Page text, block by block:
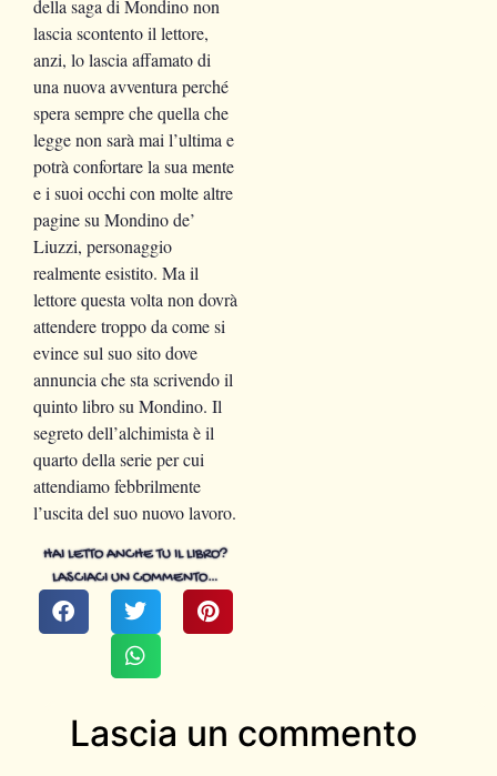
HAI LETTO ANCHE TU IL LIBRO?
LASCIACI UN COMMENTO…
della saga di Mondino non
lascia scontento il lettore,
anzi, lo lascia affamato di
una nuova avventura perché
spera sempre che quella che
legge non sarà mai l’ultima e
potrà confortare la sua mente
e i suoi occhi con molte altre
pagine su Mondino de’
Liuzzi, personaggio
realmente esistito. Ma il
lettore questa volta non dovrà
attendere troppo da come si
evince sul suo sito dove
annuncia che sta scrivendo il
quinto libro su Mondino. Il
segreto dell’alchimista è il
quarto della serie per cui
attendiamo febbrilmente
l’uscita del suo nuovo lavoro.
Lascia un commento